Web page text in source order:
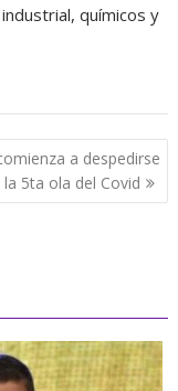
químicos y
a despedirse
la 5ta ola del Covid